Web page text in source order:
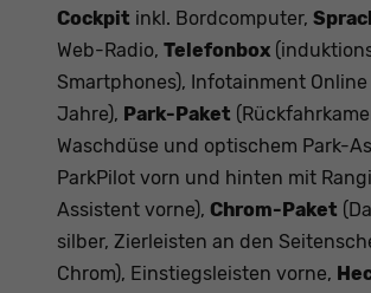
Cockpit inkl. Bordcomputer,
Web-Radio, Telefonbox
Smartphones), Infotainment
Jahre), Park-Paket
Waschdüse und optischem Park-
ParkPilot vorn und hinten mit
Assistent vorne), Chrom-Paket
silber, Zierleisten an den
Chrom), Einstiegsleisten vorne,